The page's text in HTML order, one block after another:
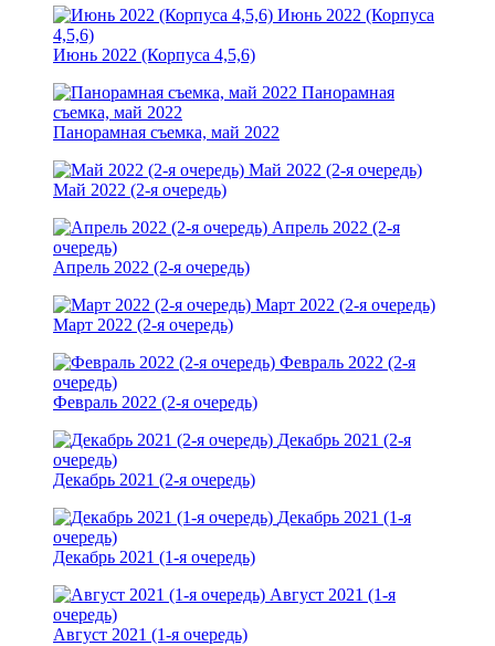
Июнь 2022 (Корпуса
4,5,6)
Июнь 2022 (Корпуса 4,5,6)
Панорамная
съемка, май 2022
Панорамная съемка, май 2022
Май 2022 (2-я очередь)
Май 2022 (2-я очередь)
Апрель 2022 (2-я
очередь)
Апрель 2022 (2-я очередь)
Март 2022 (2-я очередь)
Март 2022 (2-я очередь)
Февраль 2022 (2-я
очередь)
Февраль 2022 (2-я очередь)
Декабрь 2021 (2-я
очередь)
Декабрь 2021 (2-я очередь)
Декабрь 2021 (1-я
очередь)
Декабрь 2021 (1-я очередь)
Август 2021 (1-я
очередь)
Август 2021 (1-я очередь)